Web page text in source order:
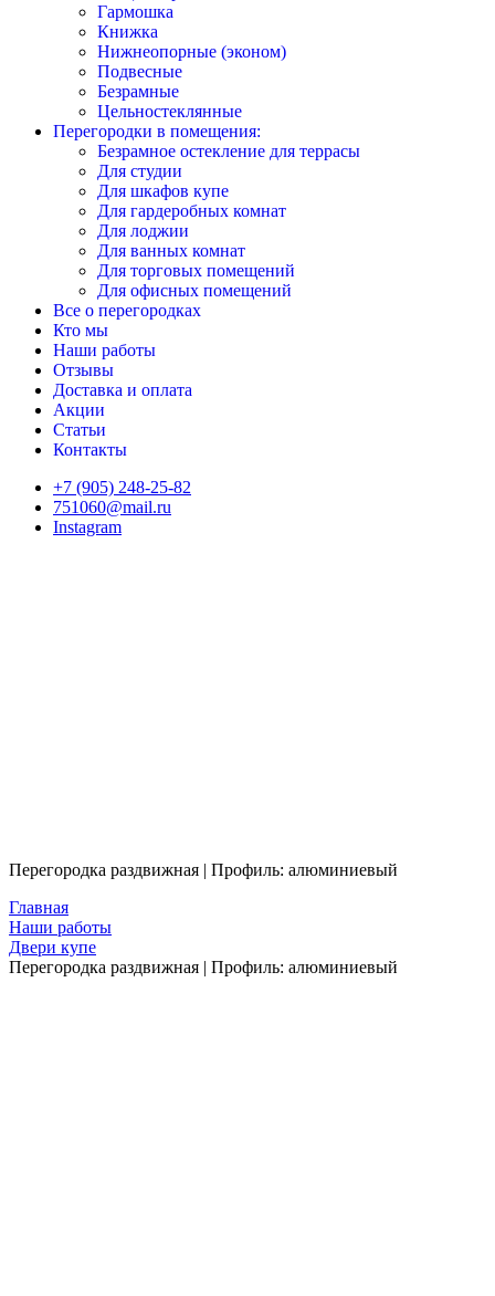
Гармошка
Книжка
Нижнеопорные (эконом)
Подвесные
Безрамные
Цельностеклянные
Перегородки в помещения:
Безрамное остекление для террасы
Для студии
Для шкафов купе
Для гардеробных комнат
Для лоджии
Для ванных комнат
Для торговых помещений
Для офисных помещений
Все о перегородках
Кто мы
Наши работы
Отзывы
Доставка и оплата
Акции
Статьи
Контакты
+7 (905) 248-25-82
751060@mail.ru
Instagram
Перегородка раздвижная | Профиль: алюминиевый
Главная
Наши работы
Двери купе
Перегородка раздвижная | Профиль: алюминиевый